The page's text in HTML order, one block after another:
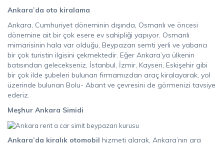
Ankara’da oto kiralama
Ankara, Cumhuriyet döneminin dışında, Osmanlı ve öncesi
dönemine ait bir çok esere ev sahipliği yapıyor. Osmanlı
mimarisinin hala var olduğu, Beypazarı semti yerli ve yabancı
bir çok turistin ilgisini çekmektedir. Eğer Ankara’ya ülkenin
batısından gelecekseniz, İstanbul, İzmir, Kayseri, Eskişehir gibi
bir çok ilde şubeleri bulunan firmamızdan araç kiralayarak, yol
üzerinde bulunan Bolu- Abant ve çevresini de görmenizi tavsiye
ederiz.
Meşhur Ankara Simidi
Ankara’da kiralık otomobil hizmeti alarak, Ankara’nın ara